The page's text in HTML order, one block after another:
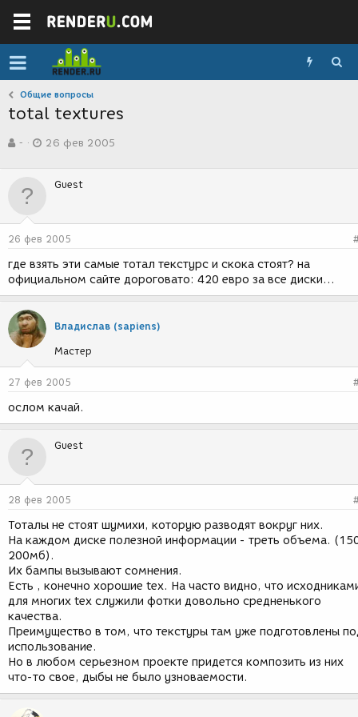
Общие вопросы
total textures
в
р
м
-
а
д
н
и
26 фев 2005
Guest
26 фев 2005
где взять эти самые тотал текстурс и скока стоят? на
официальном сайте дороговато: 420 евро за все диски...
Владислав (sapiens)
Мастер
27 фев 2005
ослом качай.
Guest
28 фев 2005
Тоталы не стоят шумихи, которую разводят вокруг них.
На каждом диске полезной информации - треть объема.
200мб).
Их бампы вызывают сомнения.
Есть , конечно хорошие tex. На часто видно, что
для многих tex служили фотки довольно средненького
качества.
Преимущество в том, что текстуры там уже подготовлены
использование.
Но в любом серьезном проекте придется композить из них
что-то свое, дыбы не было узноваемости.